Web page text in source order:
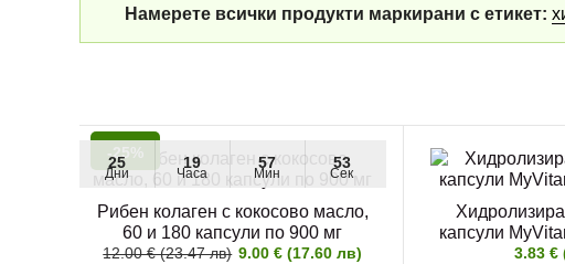
Намерете всички продукти маркирани с етикет:
-25%
25
Дни
19
Часа
57
Мин
53
Сек
Рибен колаген с кокосово масло,
60 и 180 капсули по 900 мг
12.00 € (23.47 лв) 9.00 € (17.60 лв)
капсули
3.83 €